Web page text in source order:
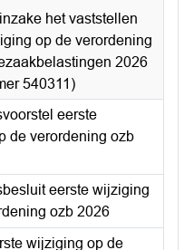
het vaststellen
op de verordening
2026
540311)
eerste
de verordening ozb
eerste wijziging
ozb 2026
wijziging op de